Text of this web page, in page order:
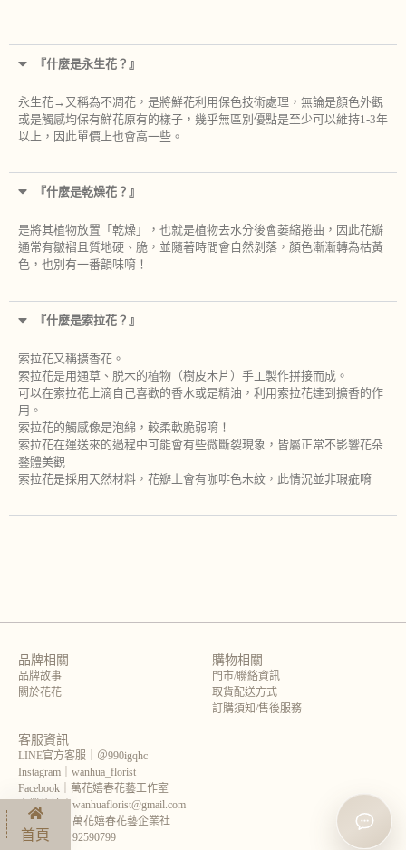
『什麼是永生花？』
永生花→又稱為不凋花，是將鮮花利用保色技術處理，無論是顏色外觀
或是觸感均保有鮮花原有的樣子，幾乎無區別優點是至少可以維持1-3年
以上，因此單價上也會高一些。
『什麼是乾燥花？』
是將其植物放置「乾燥」，也就是植物去水分後會萎縮捲曲，因此花瓣
通常有皺褶且質地硬、脆，並隨著時間會自然剝落，顏色漸漸轉為枯黃
色，也別有一番韻味唷！
『什麼是索拉花？』
索拉花又稱擴香花。
索拉花是用通草、脱木的植物（樹皮木片）手工製作拼接而成。
可以在索拉花上滴自己喜歡的香水或是精油，利用索拉花達到擴香的作
用。
索拉花的觸感像是泡綿，較柔軟脆弱唷！
索拉花在運送來的過程中可能會有些微斷裂現象，皆屬正常不影響花朵
鍪體美觀
索拉花是採用天然材料，花瓣上會有咖啡色木紋，此情況並非瑕疵唷
品牌相關
品牌故事
關於花花
購物相關
門市/聯絡資訊
取貨配送方式
訂購須知/售後服務
客服資訊
LINE官方客服｜＠990igqhc
Instagram｜wanhua_florist
Facebook｜萬花嬉春花藝工作室
企業信箱｜wanhuaflorist@gmail.com
企業名稱｜萬花嬉春花藝企業社
統一編號｜92590799
首頁